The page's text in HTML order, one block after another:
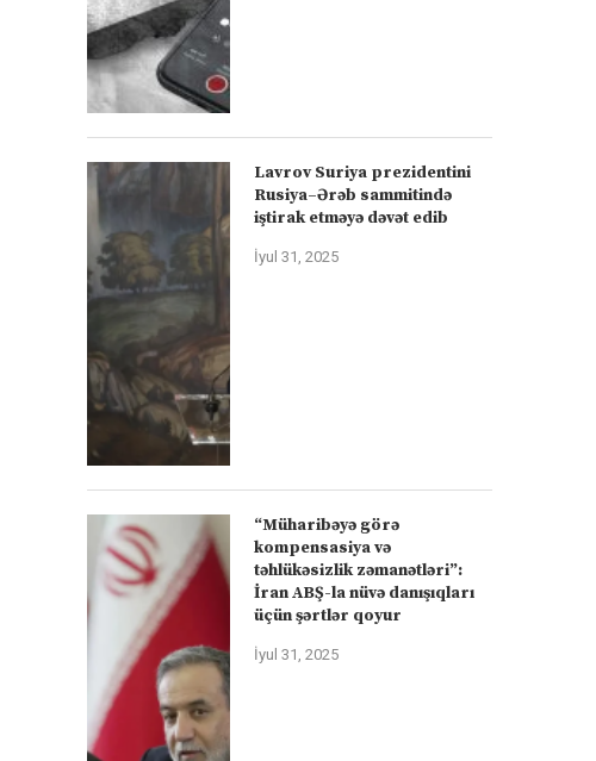
Lavrov Suriya prezidentini
Rusiya–Ərəb sammitində
iştirak etməyə dəvət edib
İyul 31, 2025
“Müharibəyə görə
kompensasiya və
təhlükəsizlik zəmanətləri”:
İran ABŞ-la nüvə danışıqları
üçün şərtlər qoyur
İyul 31, 2025